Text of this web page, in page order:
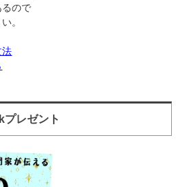
ので
。
法
レゼント